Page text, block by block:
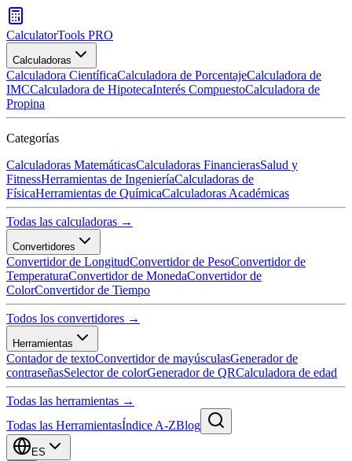
CalculatorTools PRO
Calculadoras
Calculadora CientíficaCalculadora de PorcentajeCalculadora de
IMCCalculadora de HipotecaInterés CompuestoCalculadora de
Propina
Categorías
Calculadoras MatemáticasCalculadoras FinancierasSalud y
FitnessHerramientas de IngenieríaCalculadoras de
FísicaHerramientas de QuímicaCalculadoras Académicas
Todas las calculadoras →
Convertidores
Convertidor de LongitudConvertidor de PesoConvertidor de
TemperaturaConvertidor de MonedaConvertidor de
ColorConvertidor de Tiempo
Todos los convertidores →
Herramientas
Contador de textoConvertidor de mayúsculasGenerador de
contraseñasSelector de colorGenerador de QRCalculadora de edad
Todas las herramientas →
Todas las HerramientasÍndice A-ZBlog
ES